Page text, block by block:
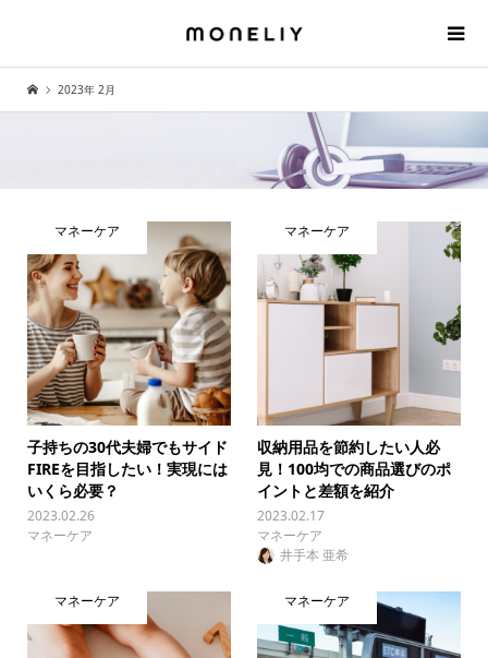
2023年 2月
マネーケア
子持ちの30代夫婦でもサイド
FIREを目指したい！実現には
いくら必要？
2023.02.26
マネーケア
マネーケア
収納用品を節約したい人必
見！100均での商品選びのポ
イントと差額を紹介
2023.02.17
マネーケア
井手本 亜希
マネーケア マネーケア